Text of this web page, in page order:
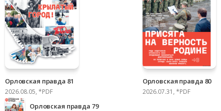
Орловская правда 81
2026.08.05, *PDF
Орловская правда 80
2026.07.31, *PDF
Орловская правда 79